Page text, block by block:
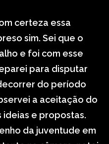
certeza essa
sim. Sei que o
e foi com esse
para disputar
do período
a aceitação do
e propostas.
da juventude em